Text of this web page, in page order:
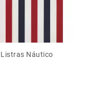
Listras Náutico